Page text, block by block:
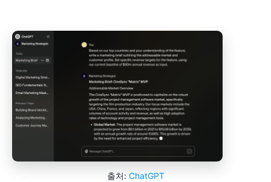
출처: ChatGPT